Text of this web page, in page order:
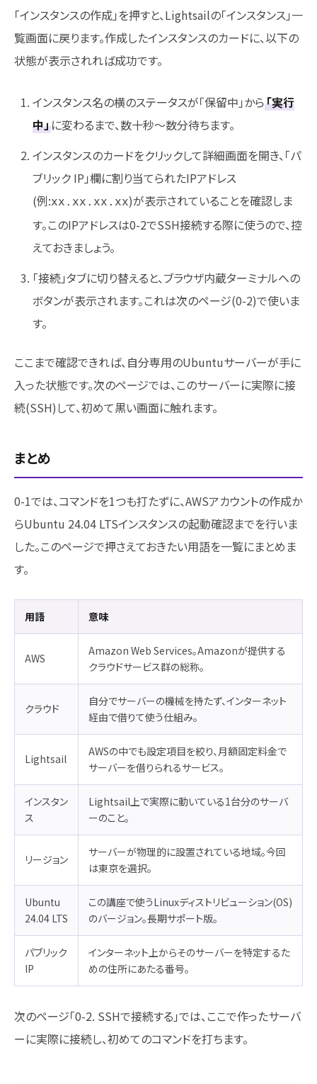
「インスタンスの作成」を押すと、Lightsailの「インスタンス」一
覧画面に戻ります。作成したインスタンスのカードに、以下の
状態が表示されれば成功です。
インスタンス名の横のステータスが「保留中」から「実行
中」に変わるまで、数十秒〜数分待ちます。
インスタンスのカードをクリックして詳細画面を開き、「パ
ブリック IP」欄に割り当てられたIPアドレス
(例:xx.xx.xx.xx)が表示されていることを確認しま
す。このIPアドレスは0-2でSSH接続する際に使うので、控
えておきましょう。
「接続」タブに切り替えると、ブラウザ内蔵ターミナルへの
ボタンが表示されます。これは次のページ(0-2)で使いま
す。
ここまで確認できれば、自分専用のUbuntuサーバーが手に
入った状態です。次のページでは、このサーバーに実際に接
続(SSH)して、初めて黒い画面に触れます。
まとめ
0-1では、コマンドを1つも打たずに、AWSアカウントの作成か
らUbuntu 24.04 LTSインスタンスの起動確認までを行いま
した。このページで押さえておきたい用語を一覧にまとめま
す。
用語 意味
AWS
Amazon Web Services。Amazonが提供する
クラウドサービス群の総称。
クラウド
自分でサーバーの機械を持たず、インターネット
経由で借りて使う仕組み。
Lightsail
AWSの中でも設定項目を絞り、月額固定料金で
サーバーを借りられるサービス。
インスタン
ス
Lightsail上で実際に動いている1台分のサーバ
ーのこと。
リージョン
サーバーが物理的に設置されている地域。今回
は東京を選択。
Ubuntu
24.04 LTS
この講座で使うLinuxディストリビューション(OS)
のバージョン。長期サポート版。
パブリック
IP
インターネット上からそのサーバーを特定するた
めの住所にあたる番号。
次のページ「0-2. SSHで接続する」では、ここで作ったサーバ
ーに実際に接続し、初めてのコマンドを打ちます。